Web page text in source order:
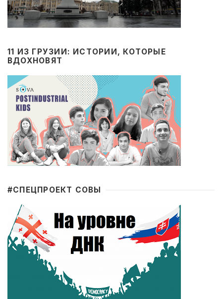
11 ИЗ ГРУЗИИ: ИСТОРИИ, КОТОРЫЕ
ВДОХНОВЯТ
#CПЕЦПРОЕКТ СОВЫ